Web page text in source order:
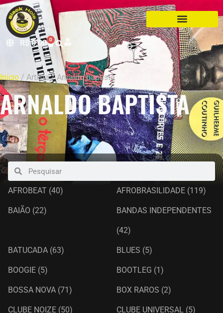
R$0,00 0
Início / Artista / Arnaldo baptista
ARNALDO BAPTISTA
AFROBEAT (40) AFROBRASILIDADE (119)
BAIÃO (22) BANDAS INDEPENDENTES
(42)
BATUCADA (63) BLUES (5)
BOOGIE (5) BOOTLEG (1)
BOSSA NOVA (71) BOX RAROS (2)
CLUBE NOIZE (50) CLUBE UNIVERSAL (5)